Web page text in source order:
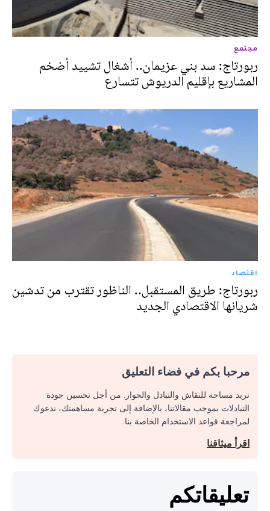
مجتمع
ربورتاج: سد بني عزيمان.. أشغال تشييد أضخم
المشاريع بإقليم الدريوش تتسارع
اقتصاد
ربورتاج: طريق المستقبل.. الناظور تقترب من تدشين
شريانها الاقتصادي الجديد
مرحبا بكم في فضاء التعليق
نريد مساحة للنقاش والتبادل والحوار. من أجل تحسين جودة
التبادلات بموجب مقالاتنا، بالإضافة إلى تجربة مساهمتك، ندعوك
لمراجعة قواعد الاستخدام الخاصة بنا.
اقرأ ميثاقنا
تعليقاتكم